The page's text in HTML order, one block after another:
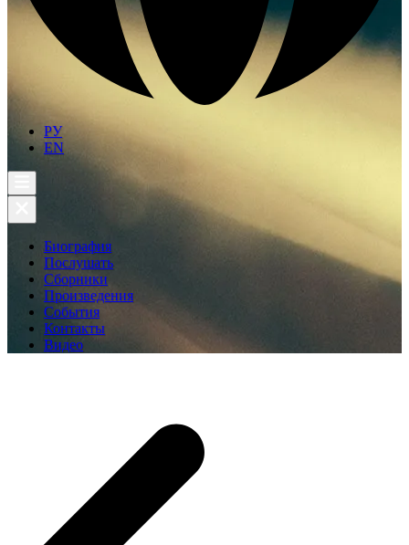
РУ
EN
Биография
Послушать
Сборники
Произведения
События
Контакты
Видео